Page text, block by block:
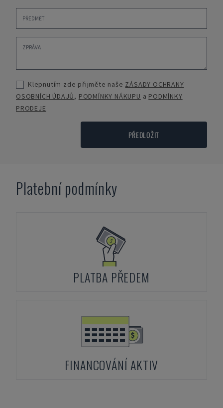
Klepnutím zde přijměte naše ZÁSADY OCHRANY
OSOBNÍCH ÚDAJŮ, PODMÍNKY NÁKUPU a PODMÍNKY
PRODEJE
PŘEDLOŽIT
Platební podmínky
PLATBA PŘEDEM
FINANCOVÁNÍ AKTIV